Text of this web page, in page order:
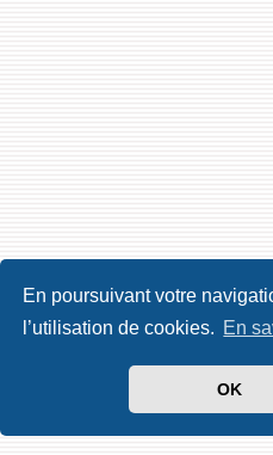
En poursuivant votre
l’utilisation de cookies. En
OK